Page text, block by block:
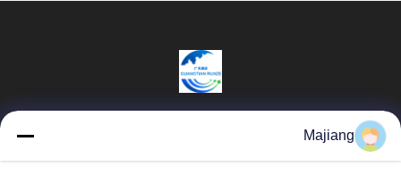
Beijing Guangtian Runze Technology Co.,
Majiang